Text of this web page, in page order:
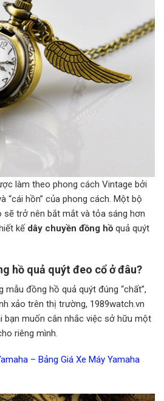
làm theo phong cách Vintage bởi
“cái hồn” của phong cách. Một bộ
sẽ trở nên bắt mắt và tỏa sáng hơn
kế dây chuyền đồng hồ quả quýt
hồ quả quýt đeo cổ ở đâu?
mẫu đồng hồ quả quýt đúng “chất”,
xảo trên thị trường, 1989watch.vn
bạn muốn cân nhắc việc sở hữu một
riêng mình.
– Bảng Giá Xe Máy Yamaha